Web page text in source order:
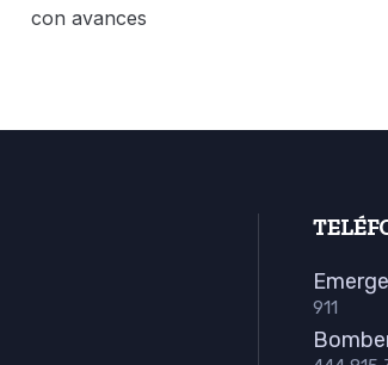
con avances
911